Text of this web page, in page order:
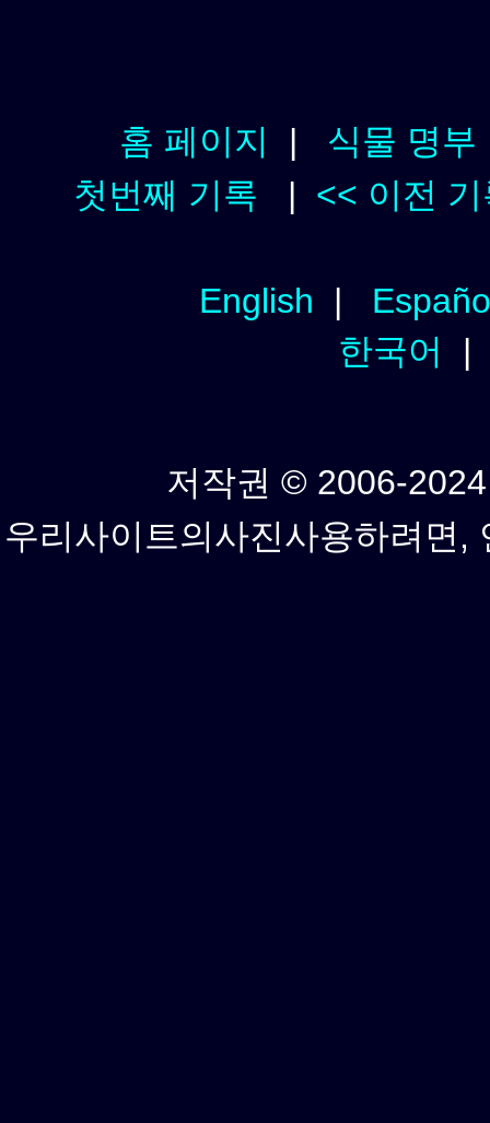
홈 페이지 | 식물 명부
첫번째 기록 | << 이전 기
English |
한국어
저작권 © 2006-
우리사이트의사진사용하려면,